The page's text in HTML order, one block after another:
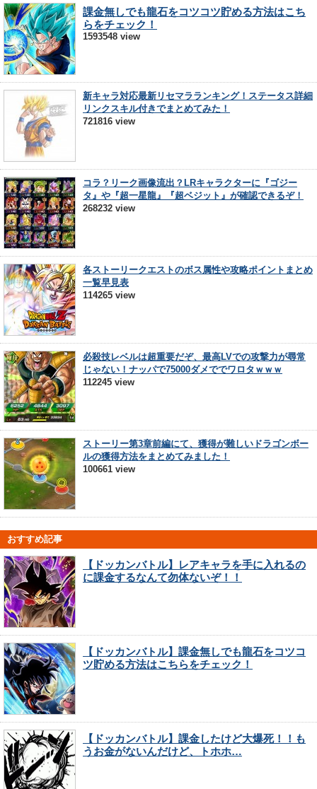
課金無しでも龍石をコツコツ貯める方法はこち
らをチェック！
1593548 view
新キャラ対応最新リセマラランキング！ステータス詳細
リンクスキル付きでまとめてみた！
721816 view
コラ？リーク画像流出？LRキャラクターに『ゴジー
タ』や『超一星龍』『超ベジット』が確認できるぞ！
268232 view
各ストーリークエストのボス属性や攻略ポイントまとめ
一覧早見表
114265 view
必殺技レベルは超重要だぞ、最高LVでの攻撃力が尋常
じゃない！ナッパで75000ダメででワロタｗｗｗ
112245 view
ストーリー第3章前編にて、獲得が難しいドラゴンボー
ルの獲得方法をまとめてみました！
100661 view
おすすめ記事
【ドッカンバトル】レアキャラを手に入れるの
に課金するなんて勿体ないぞ！！
【ドッカンバトル】課金無しでも龍石をコツコ
ツ貯める方法はこちらをチェック！
【ドッカンバトル】課金したけど大爆死！！も
うお金がないんだけど、トホホ…